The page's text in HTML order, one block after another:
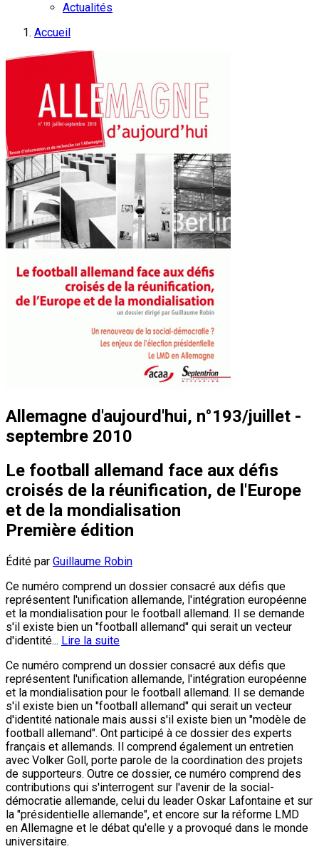
Actualités
Accueil
Allemagne d'aujourd'hui, n°193/juillet -
septembre 2010
Le football allemand face aux défis
croisés de la réunification, de l'Europe
et de la mondialisation
Première édition
Édité par Guillaume Robin
Ce numéro comprend un dossier consacré aux défis que
représentent l'unification allemande, l'intégration européenne
et la mondialisation pour le football allemand. Il se demande
s'il existe bien un "football allemand" qui serait un vecteur
d'identité... Lire la suite
Ce numéro comprend un dossier consacré aux défis que
représentent l'unification allemande, l'intégration européenne
et la mondialisation pour le football allemand. Il se demande
s'il existe bien un "football allemand" qui serait un vecteur
d'identité nationale mais aussi s'il existe bien un "modèle de
football allemand". Ont participé à ce dossier des experts
français et allemands. Il comprend également un entretien
avec Volker Goll, porte parole de la coordination des projets
de supporteurs. Outre ce dossier, ce numéro comprend des
contributions qui s'interrogent sur l'avenir de la social-
démocratie allemande, celui du leader Oskar Lafontaine et sur
la "présidentielle allemande", et encore sur la réforme LMD
en Allemagne et le débat qu'elle y a provoqué dans le monde
universitaire.